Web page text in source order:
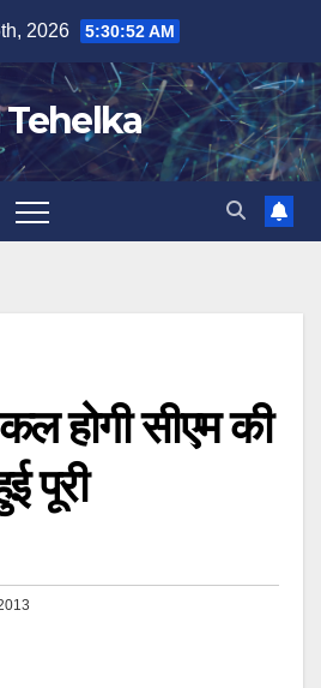
2026 5:30:53 AM
Tehelka
होगी सीएम की
पूरी